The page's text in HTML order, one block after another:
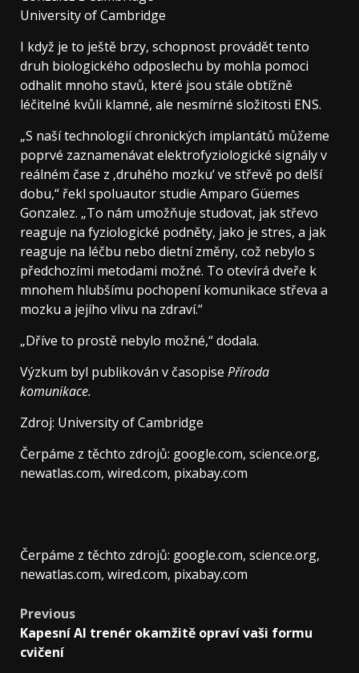
University of Cambridge
I když je to ještě brzy, schopnost provádět tento
druh biologického odposlechu by mohla pomoci
odhalit mnoho stavů, které jsou stále obtížně
léčitelné kvůli klamné, ale nesmírné složitosti ENS.
„S naší technologií chronických implantátů můžeme
poprvé zaznamenávat elektrofyziologické signály v
reálném čase z ‚druhého mozku‘ ve střevě po delší
dobu,“ řekl spoluautor studie Amparo Güemes
Gonzalez. „To nám umožňuje studovat, jak střevo
reaguje na fyziologické podněty, jako je stres, a jak
reaguje na léčbu nebo dietní změny, což nebylo s
předchozími metodami možné. To otevírá dveře k
mnohem hlubšímu pochopení komunikace střeva a
mozku a jejího vlivu na zdraví.“
„Dříve to prostě nebylo možné,“ dodala.
Výzkum byl publikován v časopise Příroda
komunikace.
Zdroj: University of Cambridge
Čerpáme z těchto zdrojů: google.com, science.org,
newatlas.com, wired.com, pixabay.com
Čerpáme z těchto zdrojů: google.com, science.org,
newatlas.com, wired.com, pixabay.com
Post
navigation
Previous
Kapesní AI trenér okamžitě opraví vaši formu
cvičení